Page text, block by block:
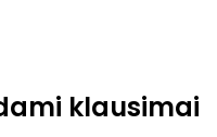
klausimai